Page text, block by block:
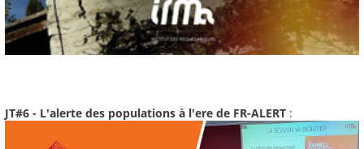
JT#6 - L'alerte des populations à l'ere de FR-ALERT :